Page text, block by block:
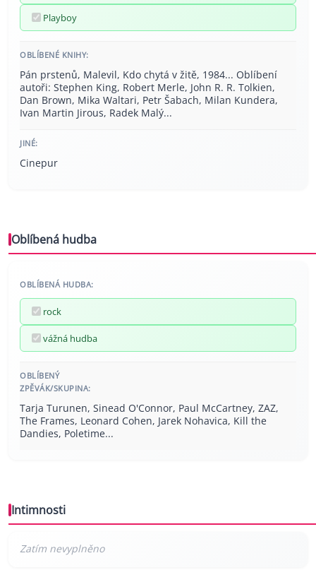
Playboy
OBLÍBENÉ KNIHY:
Pán prstenů, Malevil, Kdo chytá v žitě, 1984... Oblíbení
autoři: Stephen King, Robert Merle, John R. R. Tolkien,
Dan Brown, Mika Waltari, Petr Šabach, Milan Kundera,
Ivan Martin Jirous, Radek Malý...
JINÉ:
Cinepur
Oblíbená hudba
OBLÍBENÁ HUDBA:
rock
vážná hudba
OBLÍBENÝ
ZPĚVÁK/SKUPINA:
Tarja Turunen, Sinead O'Connor, Paul McCartney, ZAZ,
The Frames, Leonard Cohen, Jarek Nohavica, Kill the
Dandies, Poletime...
Intimnosti